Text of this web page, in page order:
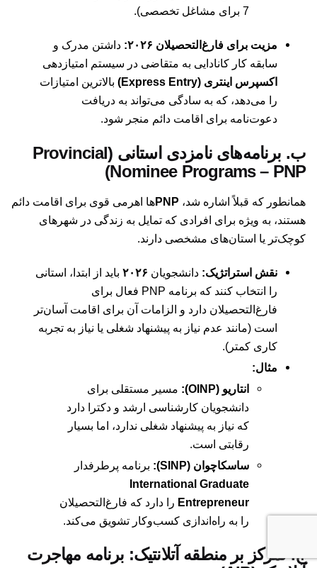
7 برای مشاغل تخصصی).
مزیت برای فارغ‌التحصیلان ۲۰۲۶:
داشتن مدرک و
سابقه کار کانادایی به متقاضی در سیستم امتیازدهی
اکسپرس اینتری (Express Entry)
بالاترین امتیازات
را می‌دهد، که به سادگی می‌تواند به دریافت
دعوت‌نامه برای اقامت دائم منجر شود.
ب. برنامه‌های نامزدی استانی (Provincial
Nominee Programs – PNP)
همانطور که قبلاً اشاره شد، PNPها اهرمی قوی برای اقامت دائم
هستند، به ویژه برای افرادی که تمایل به زندگی در شهرهای
کوچک‌تر یا استان‌های مشخصی دارند.
نقش استراتژیک: دانشجویان ۲۰۲۶ باید از ابتدا، استانی
را انتخاب کنند که برنامه PNP فعال برای
فارغ‌التحصیلان دارد و الزامات آن برای اقامت آسان‌تر
است (مانند عدم نیاز به پیشنهاد شغلی یا نیاز به تجربه
کاری کمتر).
مثال:
انتاریو (OINP):
مسیر مستقلی برای
دانشجویان کارشناسی ارشد و دکترا دارد
که نیاز به پیشنهاد شغلی ندارد، اما بسیار
رقابتی است.
ساسکاچوان (SINP):
برنامه پرطرفدار
International Graduate
Entrepreneur را دارد که فارغ‌التحصیلان
را به راه‌اندازی کسب‌وکار تشویق می‌کند.
ج. تمرکز بر منطقه آتلانتیک: برنامه مهاجرت